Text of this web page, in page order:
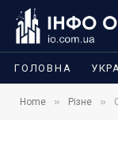
ГОЛОВНА
Home » Різне »